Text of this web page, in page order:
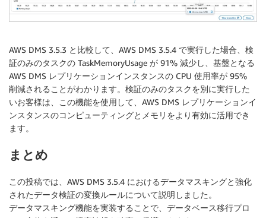
AWS DMS 3.5.3 と比較して、AWS DMS 3.5.4 で実行した場合、検
証のみのタスクの TaskMemoryUsage が 91% 減少し、基盤となる
AWS DMS レプリケーションインスタンスの CPU 使用率が 95%
削減されることがわかります。検証のみのタスクを別に実行した
いお客様は、この機能を使用して、AWS DMS レプリケーションイ
ンスタンスのコンピューティングとメモリをより有効に活用でき
ます。
まとめ
この投稿では、AWS DMS 3.5.4 におけるデータマスキングと強化
されたデータ検証の変換ルールについて説明しました。
データマスキング機能を実装することで、データベース移行プロ